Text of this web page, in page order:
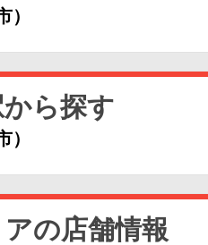
）
ら探す
）
の店舗情報